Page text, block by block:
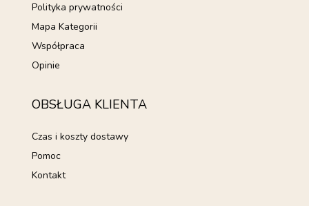
Polityka prywatności
Mapa Kategorii
Współpraca
Opinie
OBSŁUGA KLIENTA
Czas i koszty dostawy
Pomoc
Kontakt